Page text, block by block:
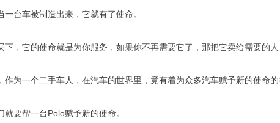
一台车被制造出来，它就有了使命。
下，它的使命就是为你服务，如果你不再需要它了，那把它卖给需要的人
作为一个二手车人，在汽车的世界里，竟有着为众多汽车赋予新的使命
就要帮一台Polo赋予新的使命。